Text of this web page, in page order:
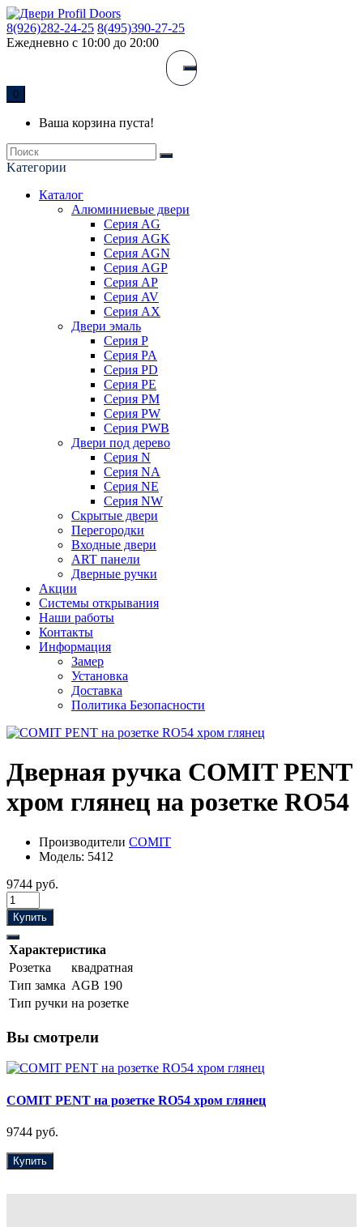
8(926)282-24-25 8(495)390-27-25
Ежедневно с 10:00 до 20:00
0
Ваша корзина пуста!
Kатегории
Каталог
Алюминиевые двери
Серия AG
Серия AGK
Серия AGN
Серия AGP
Серия AP
Серия AV
Серия AX
Двери эмаль
Серия P
Серия PA
Серия PD
Серия PE
Серия PM
Серия PW
Серия PWB
Двери под дерево
Серия N
Серия NA
Серия NE
Серия NW
Скрытые двери
Перегородки
Входные двери
ART панели
Дверные ручки
Акции
Системы открывания
Наши работы
Контакты
Информация
Замер
Установка
Доставка
Политика Безопасности
Дверная ручка COMIT PENT
хром глянец на розетке RO54
Производители COMIT
Модель: 5412
9744 руб.
Купить
Характеристика
Розетка
квадратная
Тип замка AGB 190
Тип ручки на розетке
Вы смотрели
COMIT PENT на розетке RO54 хром глянец
9744 руб.
Купить